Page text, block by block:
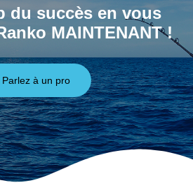
du succès en vous
MAINTENANT !
Parlez à un pro